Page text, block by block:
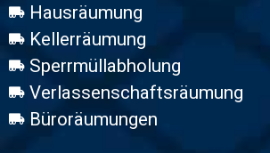
Hausräumung
Kellerräumung
Sperrmüllabholung
Verlassenschaftsräumung
Büroräumungen